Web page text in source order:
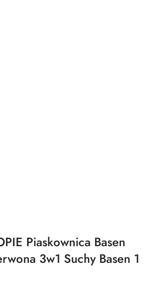
Piaskownica Basen
3w1 Suchy Basen 1